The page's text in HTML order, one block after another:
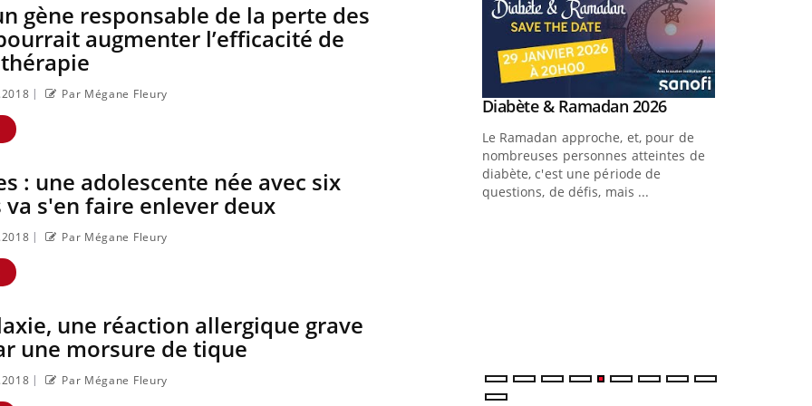
gène responsable de la perte des
augmenter l’efficacité de
| Par Mégane Fleury
: une adolescente née avec six
va s'en faire enlever deux
| Par Mégane Fleury
une réaction allergique grave
une morsure de tique
| Par Mégane Fleury
Eczéma Chronique des Mains :
se préparer pour l’été !
nouveau rythme de vie ! Vacances,
plage, piscine, soleil, activités en plein
air… Nos mains sont ...
Youtube
Diabète & Ramadan 2026Youtube
Le Ramadan approche, et, pour de
nombreuses personnes atteintes de
diabète, c'est une période de
questions, de défis, mais ...